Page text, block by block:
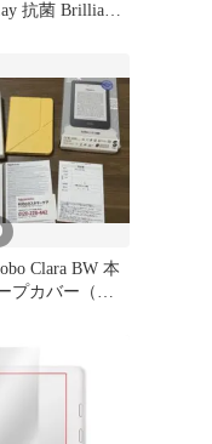
抗菌 Brilliant
リブラツー
抗菌 抗ウイル
Clara BW 本
プカバー（バ